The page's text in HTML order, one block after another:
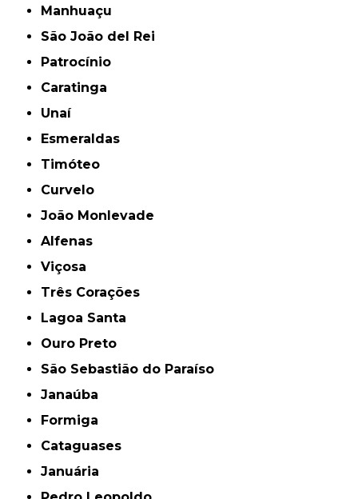
Manhuaçu
São João del Rei
Patrocínio
Caratinga
Unaí
Esmeraldas
Timóteo
Curvelo
João Monlevade
Alfenas
Viçosa
Três Corações
Lagoa Santa
Ouro Preto
São Sebastião do Paraíso
Janaúba
Formiga
Cataguases
Januária